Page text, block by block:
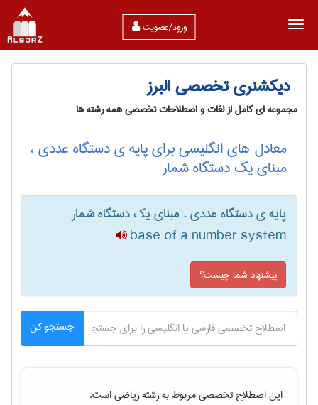
ورود/عضویت
دیکشنری تخصصی البرز
مجموعه ای کامل از لغات و اصطلاحات تخصصی همه رشته ها
معادل های انگلیسی برای پایه ی دستگاه عددی ،
مبنای یک دستگاه شمار
پایه ی دستگاه عددی ، مبنای یک دستگاه شمار
base of a number system
پیشنهاد شما چیست؟
جستجو کن
این اصطلاح تخصصی مربوط به رشتهرياضیاست.